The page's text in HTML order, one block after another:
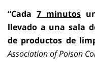
“Cada 7 minutos
llevado a una sala
de productos de
Association of Poison